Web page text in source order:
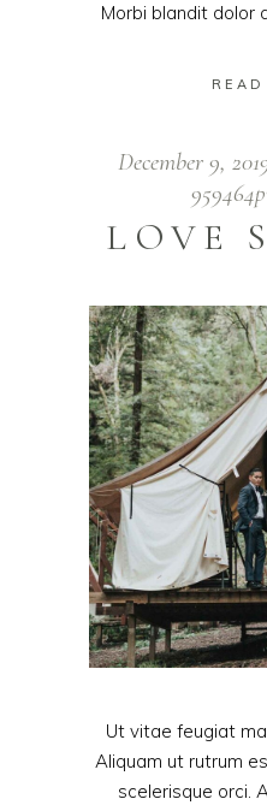
Morbi blandit dolor
December 9,
LOVE
Ut vitae feugiat
Aliquam ut rutrum
scelerisque orci.